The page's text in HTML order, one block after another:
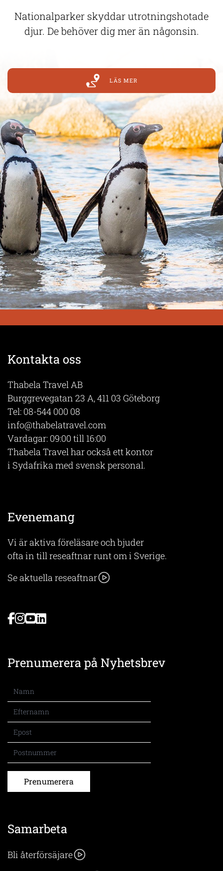
Nationalparker skyddar utrotningshotade
djur. De behöver dig mer än någonsin.
LÄS MER
Kontakta oss
Thabela Travel AB
Burggrevegatan 23 A, 411 03 Göteborg
Tel: 08-544 000 08
info@thabelatravel.com
Vardagar: 09:00 till 16:00
Thabela Travel har också ett kontor
i Sydafrika med svensk personal.
Evenemang
Vi är aktiva föreläsare och bjuder
ofta in till reseaftnar runt om i Sverige.
Se aktuella reseaftnar
Prenumerera på Nyhetsbrev
Prenumerera
Samarbeta
Bli återförsäjare